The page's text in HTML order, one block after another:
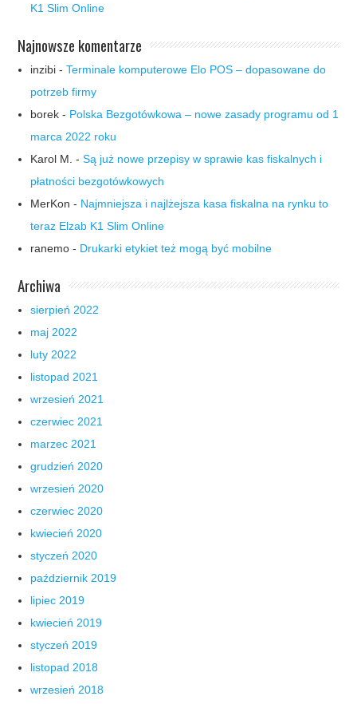
K1 Slim Online
Najnowsze komentarze
inzibi -Terminale komputerowe Elo POS – dopasowane do
potrzeb firmy
borek - Polska Bezgotówkowa – nowe zasady programu od 1
marca 2022 roku
Karol M. -Są już nowe przepisy w sprawie kas fiskalnych i
płatności bezgotówkowych
MerKon - Najmniejsza i najlżejsza kasa fiskalna na rynku to
teraz Elzab K1 Slim Online
ranemo - Drukarki etykiet też mogą być mobilne
Archiwa
sierpień 2022
maj 2022
luty 2022
listopad 2021
wrzesień 2021
czerwiec 2021
marzec 2021
grudzień 2020
wrzesień 2020
czerwiec 2020
kwiecień 2020
styczeń 2020
październik 2019
lipiec 2019
kwiecień 2019
styczeń 2019
listopad 2018
wrzesień 2018